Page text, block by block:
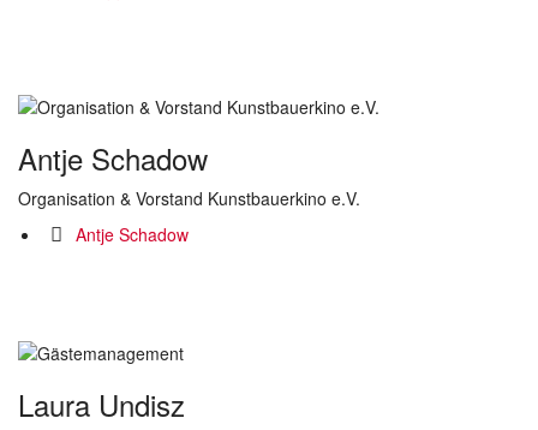
Antje Schadow
Organisation & Vorstand Kunstbauerkino e.V.
Antje Schadow
Laura Undisz